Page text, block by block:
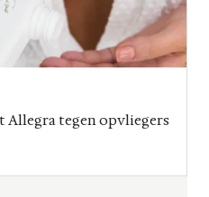
Allegra tegen opvliegers